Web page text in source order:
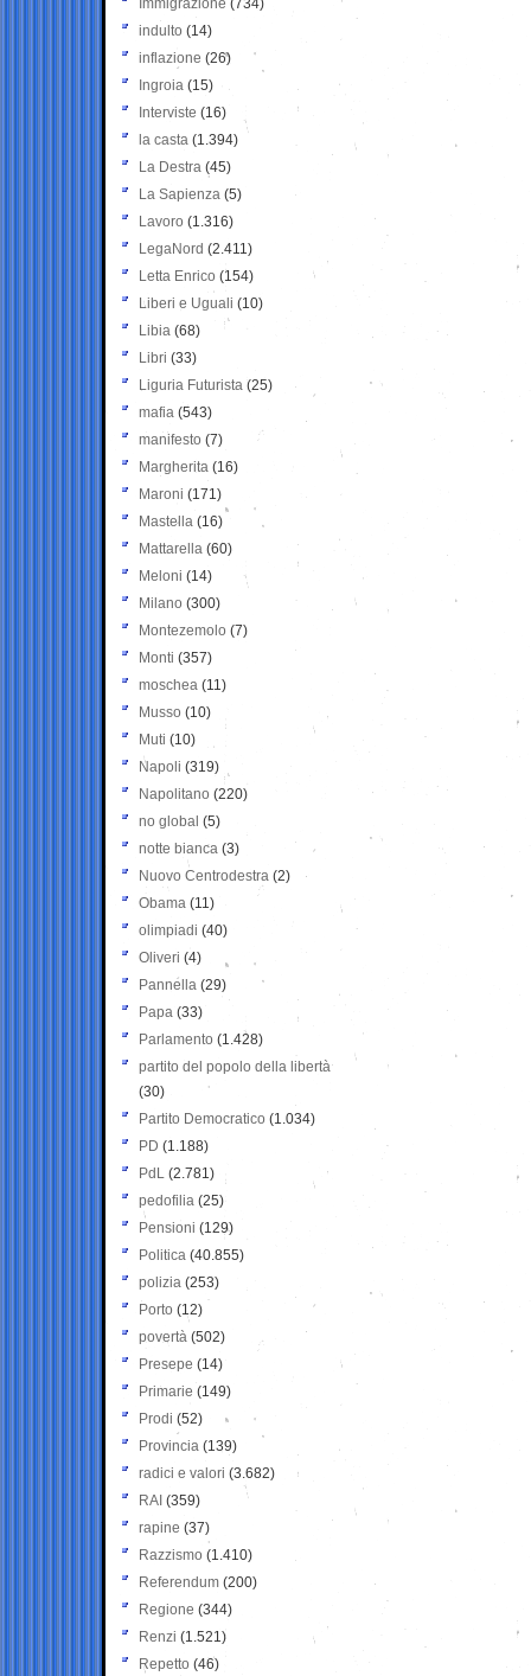
Immigrazione (734)
indulto (14)
inflazione (26)
Ingroia (15)
Interviste (16)
la casta (1.394)
La Destra (45)
La Sapienza (5)
Lavoro (1.316)
LegaNord (2.411)
Letta Enrico (154)
Liberi e Uguali (10)
Libia (68)
Libri (33)
Liguria Futurista (25)
mafia (543)
manifesto (7)
Margherita (16)
Maroni (171)
Mastella (16)
Mattarella (60)
Meloni (14)
Milano (300)
Montezemolo (7)
Monti (357)
moschea (11)
Musso (10)
Muti (10)
Napoli (319)
Napolitano (220)
no global (5)
notte bianca (3)
Nuovo Centrodestra (2)
Obama (11)
olimpiadi (40)
Oliveri (4)
Pannella (29)
Papa (33)
Parlamento (1.428)
partito del popolo della libertà
(30)
Partito Democratico (1.034)
PD (1.188)
PdL (2.781)
pedofilia (25)
Pensioni (129)
Politica (40.855)
polizia (253)
Porto (12)
povertà (502)
Presepe (14)
Primarie (149)
Prodi (52)
Provincia (139)
radici e valori (3.682)
RAI (359)
rapine (37)
Razzismo (1.410)
Referendum (200)
Regione (344)
Renzi (1.521)
Repetto (46)